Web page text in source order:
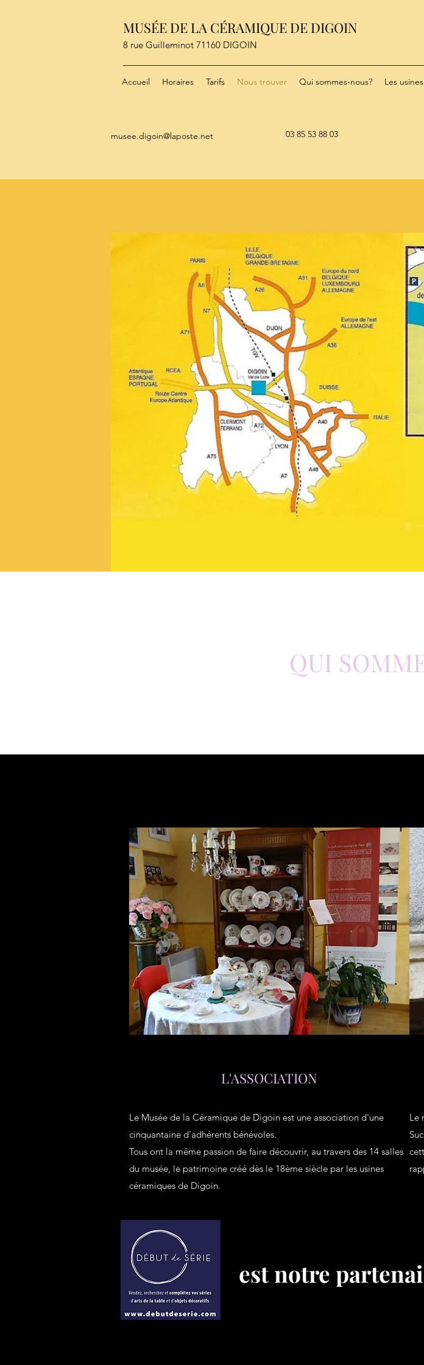
MUSÉE DE LA CÉRAMIQUE DE DIGOIN
8 rue Guilleminot 71160 DIGOIN
Accueil Horaires Tarifs Nous trouver Qui sommes-nous? Les usines
musee.digoin@laposte.net 03 85 53 88 03
QUI
L'ASSOCIATION
Le Musée de la Céramique de Digoin est une association d'une
cinquantaine d'adhérents bénévoles.
Tous ont la même passion de faire découvrir, au travers des 14 salles
du musée, le patrimoine créé dès le 18ème siècle par les usines
céramiques de Digoin.
Le
est notre